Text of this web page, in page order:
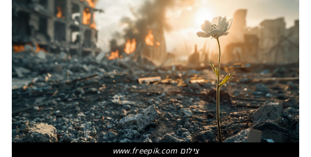
צילום www.freepik.com